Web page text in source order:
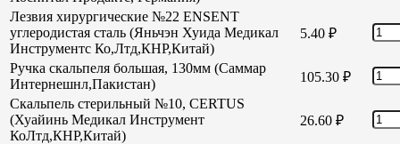
Лезвия хирургические №22 ENSENT
углеродистая сталь (Яньчэн Хуида Медикал
Инструментс Ко,Лтд,КНР,Китай)
5.40 ₽
Ручка скальпеля большая, 130мм (Саммар
Интернешнл,Пакистан)
105.30 ₽
Скальпель стерильный №10, CERTUS
(Хуайинь Медикал Инструмент
КоЛтд,КНР,Китай)
26.60 ₽